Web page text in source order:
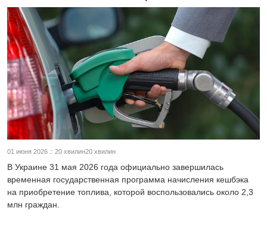
01 июня 2026 :: 20 хвилин20 хвилин
В Украине 31 мая 2026 года официально завершилась
временная государственная программа начисления кешбэка
на приобретение топлива, которой воспользовались около 2,3
млн граждан.